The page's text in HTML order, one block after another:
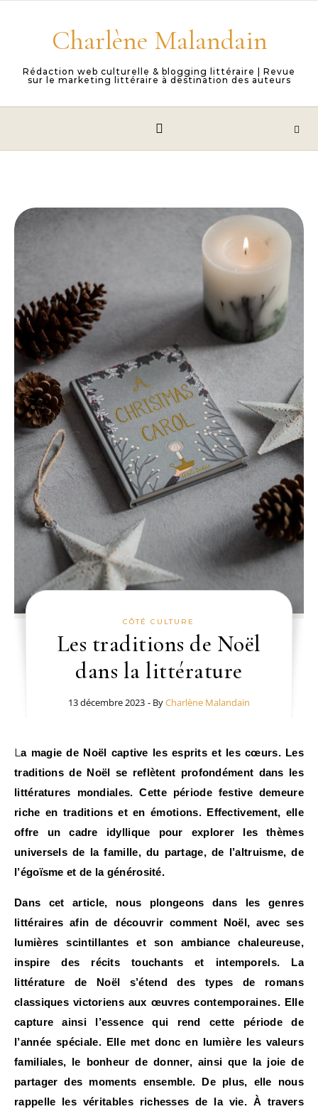
Charlène Malandain
Rédaction web culturelle & blogging littéraire | Revue
sur le marketing littéraire à destination des auteurs
CÔTÉ CULTURE
Les traditions de Noël
dans la littérature
13 décembre 2023 - ByCharlène Malandain
La magie de Noël captive les esprits et les cœurs. Les
traditions de Noël se reflètent profondément dans les
littératures mondiales. Cette période festive demeure
riche en traditions et en émotions. Effectivement, elle
offre un cadre idyllique pour explorer les thèmes
universels de la famille, du partage, de l’altruisme, de
l’égoïsme et de la générosité.
Dans cet article, nous plongeons dans les genres
littéraires afin de découvrir comment Noël, avec ses
lumières scintillantes et son ambiance chaleureuse,
inspire des récits touchants et intemporels. La
littérature de Noël s’étend des types de romans
classiques victoriens aux œuvres contemporaines. Elle
capture ainsi l’essence qui rend cette période de
l’année spéciale. Elle met donc en lumière les valeurs
familiales, le bonheur de donner, ainsi que la joie de
partager des moments ensemble. De plus, elle nous
rappelle les véritables richesses de la vie. À travers